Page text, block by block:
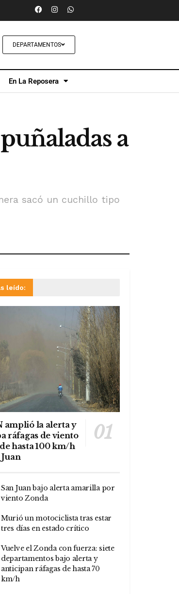
DEPARTAMENTOS
En La Reposera
a
sacó un cuchillo tipo
leído:
amplió la alerta y
ráfagas de viento
hasta 100 km/h
Juan
San Juan bajo alerta amarilla por
viento Zonda
Murió un motociclista tras estar
tres días en estado crítico
Vuelve el Zonda con fuerza: siete
departamentos bajo alerta y
anticipan ráfagas de hasta 70
km/h